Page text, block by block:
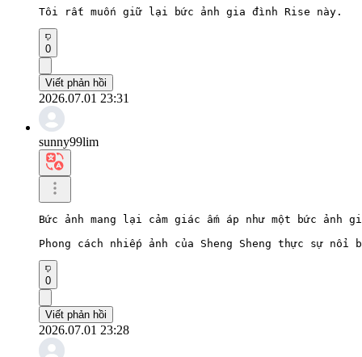
Tôi rất muốn giữ lại bức ảnh gia đình Rise này.
0
Viết phản hồi
2026.07.01 23:31
sunny99lim
Bức ảnh mang lại cảm giác ấm áp như một bức ảnh
Phong cách nhiếp ảnh của Sheng Sheng thực sự nổi
0
Viết phản hồi
2026.07.01 23:28